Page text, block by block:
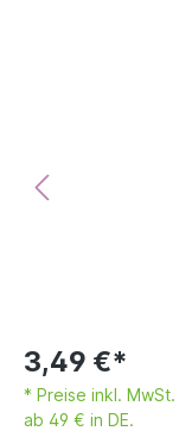
3,49 €*
* Preise inkl.
ab 49 € in DE.